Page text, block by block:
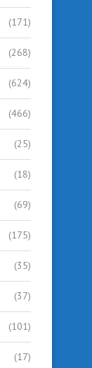
(171)
(268)
(624)
(466)
(25)
(18)
(69)
(175)
(35)
(37)
(101)
(17)